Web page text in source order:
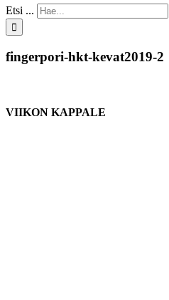
Etsi ...
fingerpori-hkt-kevat2019-2
VIIKON KAPPALE